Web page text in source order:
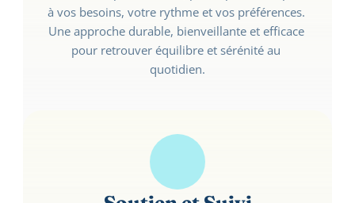
à vos besoins, votre rythme et vos préférences.
Une approche durable, bienveillante et efficace
pour retrouver équilibre et sérénité au
quotidien.